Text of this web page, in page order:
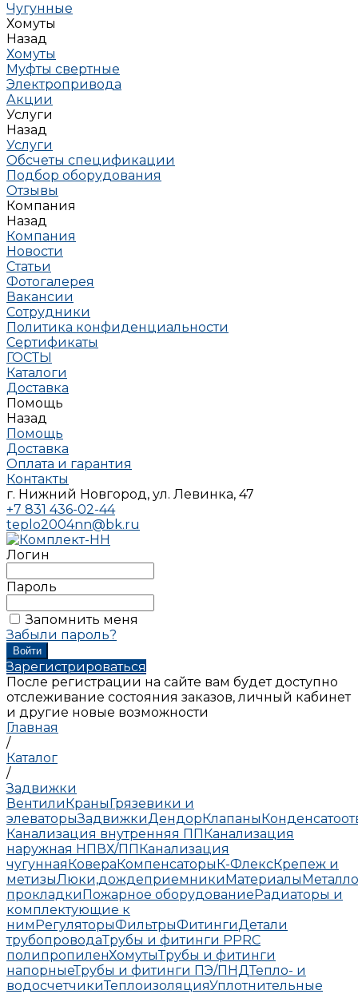
Чугунные
Хомуты
Назад
Хомуты
Муфты свертные
Электропривода
Акции
Услуги
Назад
Услуги
Обсчеты спецификации
Подбор оборудования
Отзывы
Компания
Назад
Компания
Новости
Статьи
Фотогалерея
Вакансии
Сотрудники
Политика конфиденциальности
Сертификаты
ГОСТЫ
Каталоги
Доставка
Помощь
Назад
Помощь
Доставка
Оплата и гарантия
Контакты
г. Нижний Новгород, ул. Левинка, 47
+7 831 436-02-44
teplo2004nn@bk.ru
Логин
Пароль
Запомнить меня
Забыли пароль?
Зарегистрироваться
После регистрации на сайте вам будет доступно
отслеживание состояния заказов, личный кабинет
и другие новые возможности
Главная
/
Каталог
/
Задвижки
ВентилиКраныГрязевики и
элеваторыЗадвижкиДендорКлапаны
Канализация внутренняя ППКанализация
наружная НПВХ/ППКанализация
чугуннаяКовераКомпенсаторыК-ФлексКрепеж и
метизыЛюки,дождеприемникиМатериалы
прокладкиПожарное оборудованиеРадиаторы и
комплектующие к
нимРегуляторыФильтрыФитингиДетали
трубопроводаТрубы и фитинги PPRC
полипропиленХомутыТрубы и фитинги
напорныеТрубы и фитинги ПЭ/ПНДТепло- и
водосчетчикиТеплоизоляцияУплотнительные